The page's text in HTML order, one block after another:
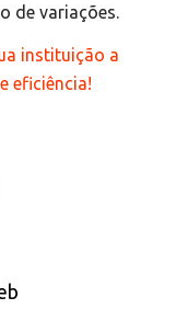
de variações.
instituição a
eficiência!